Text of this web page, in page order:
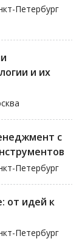
Петербург
и их
с
Петербург
от идей к
Петербург